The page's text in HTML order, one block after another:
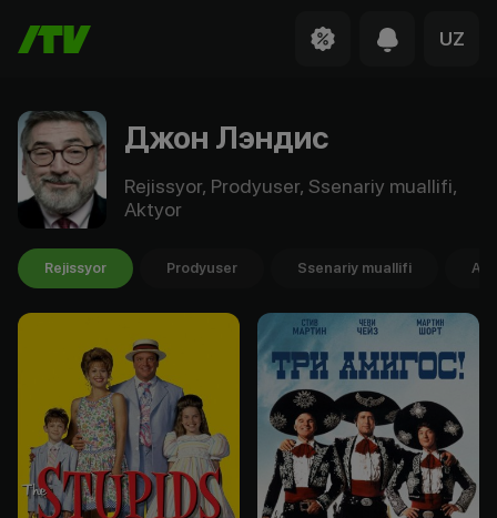
UZ
Джон Лэндис
Rejissyor, Prodyuser, Ssenariy muallifi,
Aktyor
Rejissyor Prodyuser Ssenariy muallifi